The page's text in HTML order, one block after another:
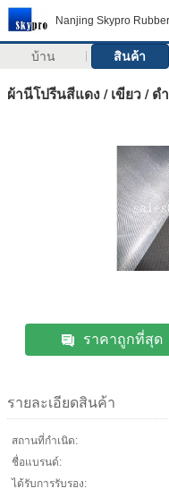
Nanjing Skypro
บ้าน สินค้า
ผ้านีโปรีนสีแดง / เขียว / ด
ราคาถูกที่สุด
รายละเอียดสินค้า
สถานที่กำเนิด:
ชื่อแบรนด์:
ได้รับการรับรอง: